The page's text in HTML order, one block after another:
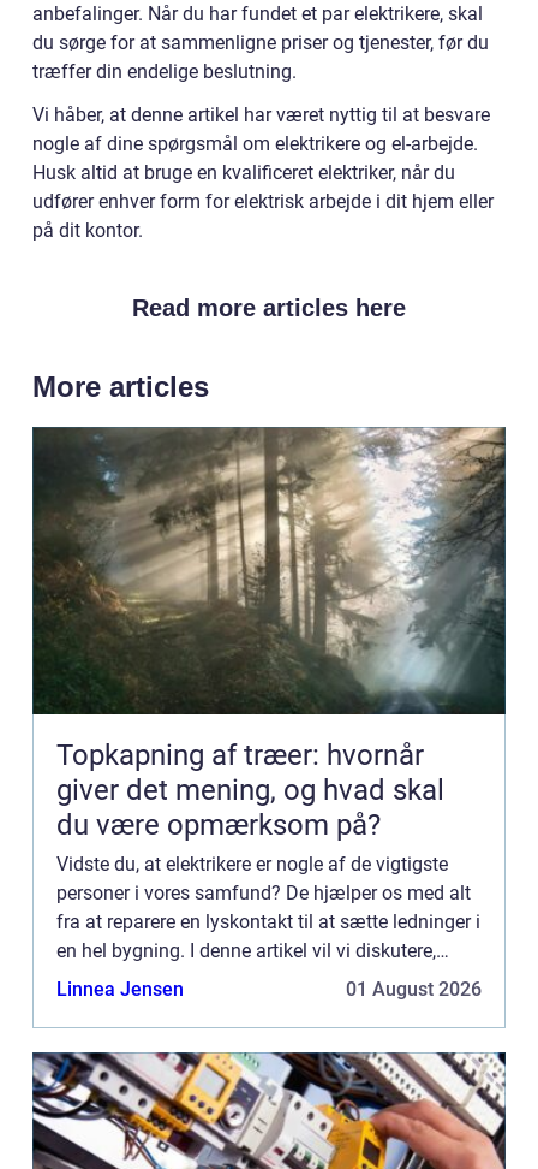
anbefalinger. Når du har fundet et par elektrikere, skal
du sørge for at sammenligne priser og tjenester, før du
træffer din endelige beslutning.
Vi håber, at denne artikel har været nyttig til at besvare
nogle af dine spørgsmål om elektrikere og el-arbejde.
Husk altid at bruge en kvalificeret elektriker, når du
udfører enhver form for elektrisk arbejde i dit hjem eller
på dit kontor.
Read more articles here
More articles
Topkapning af træer: hvornår
giver det mening, og hvad skal
du være opmærksom på?
Vidste du, at elektrikere er nogle af de vigtigste
personer i vores samfund? De hjælper os med alt
fra at reparere en lyskontakt til at sætte ledninger i
en hel bygning. I denne artikel vil vi diskutere,
hvad elektrikere laver, og hvordan de kan hjæl...
Linnea Jensen 01 August 2026